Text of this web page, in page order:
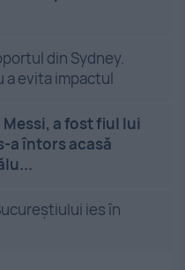
din Sydney.
a evita impactul
a fost fiul lui
a întors acasă
ies în